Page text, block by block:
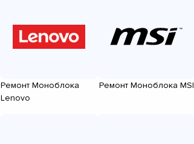
Ремонт Моноблока
Lenovo
Ремонт Моноблока MSI